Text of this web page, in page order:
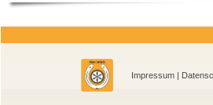
Impressum|